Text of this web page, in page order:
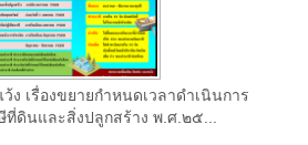
ง เรื่องขยายกำหนดเวลาดำเนินการ
ดินและสิ่งปลูกสร้าง พ.ศ.๒๕...